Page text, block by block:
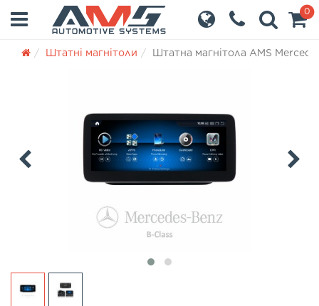
0
Штатні магнітоли Штатна магнітола AMS